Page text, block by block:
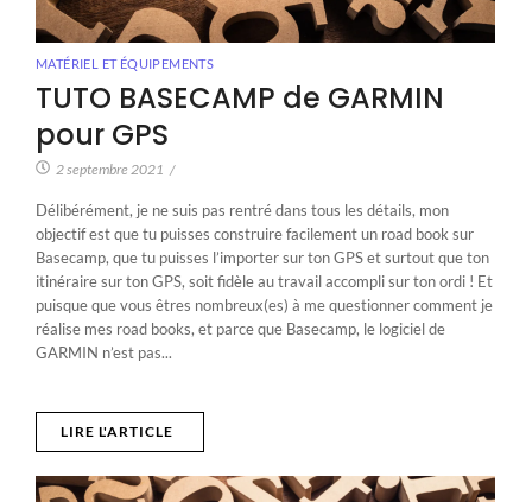
MATÉRIEL ET ÉQUIPEMENTS
TUTO BASECAMP de GARMIN
pour GPS
2 septembre 2021 /
Délibérément, je ne suis pas rentré dans tous les détails, mon
objectif est que tu puisses construire facilement un road book sur
Basecamp, que tu puisses l’importer sur ton GPS et surtout que ton
itinéraire sur ton GPS, soit fidèle au travail accompli sur ton ordi ! Et
puisque que vous êtres nombreux(es) à me questionner comment je
réalise mes road books, et parce que Basecamp, le logiciel de
GARMIN n’est pas...
LIRE L'ARTICLE